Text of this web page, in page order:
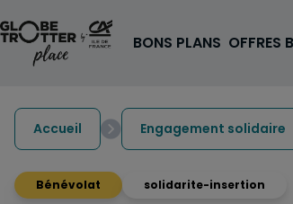
BONS PLANS OFFRES
Accueil Engagement solidaire
Bénévolat solidarite-insertion